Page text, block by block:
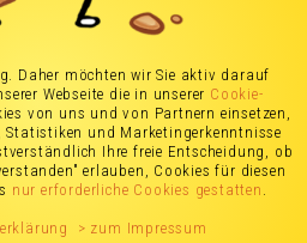
Daher möchten wir Sie aktiv darauf
Webseite die in unserer Cookie-
von uns und von Partnern einsetzen,
Statistiken und Marketingerkenntnisse
Ihre freie Entscheidung, ob
erlauben, Cookies für diesen
nur erforderliche Cookies gestatten .
> zum Impressum
für Sie aufspüren